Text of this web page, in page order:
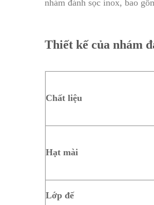
nhám đánh sọc inox, bao
Thiết kế của nhám
Chất liệu
Hạt mài
Lớp đế